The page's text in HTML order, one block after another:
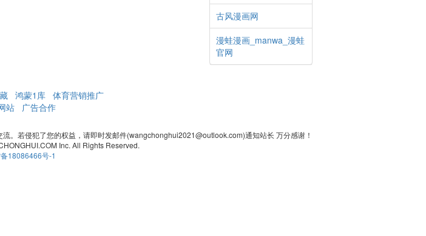
古风漫画网
漫蛙漫画_manwa_漫蛙
官网
鸿蒙1库 体育营销推广
站
广告合作
。若侵犯了您的权益，请即时发邮件(wangchonghui2021@outlook.com)通知站长 万分感谢！
Inc. All Rights Reserved.
18086466号-1